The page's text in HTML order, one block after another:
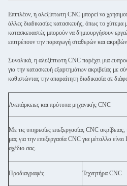
Επιπλέον, η αλεξίπτωτη CNC μπορεί να
άλλες διαδικασίες κατασκευής, όπως το χύτεμα
κατασκευαστές μπορούν να δημιουργήσουν
επιτρέπουν την παραγωγή σταθερών και
Συνολικά, η αλεξίπτωτη CNC παρέχει μια
για την κατασκευή εξαρτημάτων ακριβείας με
καθιστώντας την απαραίτητη διαδικασία σε
Ανεπάρκειες και πρότυπα μηχανικής CNC
Με τις υπηρεσίες επεξεργασίας CNC
μας για την επεξεργασία CNC για μέταλλα
σχέδιο σας.
Προδιαγραφές Τεχνητήρα CNC